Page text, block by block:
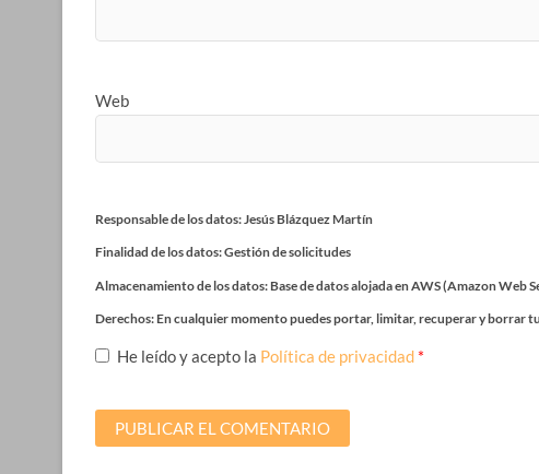
Web
Responsable de los datos: Jesús Blázquez Martín
Finalidad de los datos: Gestión de solicitudes
Almacenamiento de los datos: Base de datos alojada en AWS (Amazon Web
Derechos: En cualquier momento puedes portar, limitar, recuperar y borrar
He leído y acepto la Política de privacidad *